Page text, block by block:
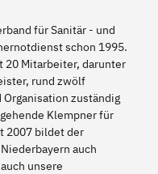
für Sanitär - und
schon 1995.
20 Mitarbeiter, darunter
rund zwölf
zuständig
Klempner für
2007 bildet der
auch
unsere